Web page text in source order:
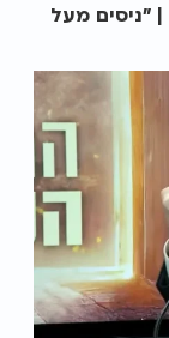
"ניסים מעל